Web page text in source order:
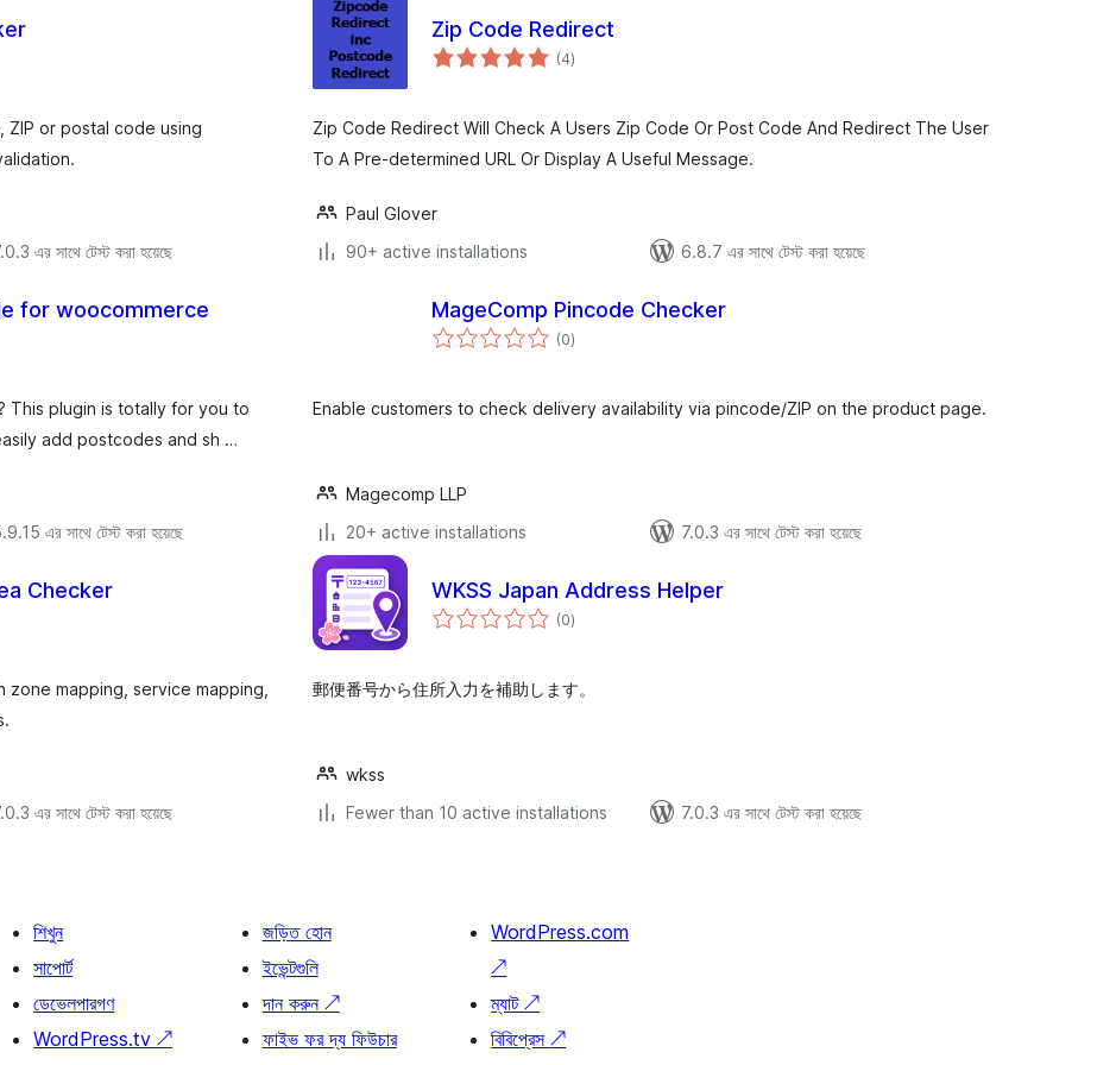
ZIP or postal code using
এর সাথে টেস্ট করা হয়েছে
Zip Code Redirect
(4total
ratings
)
Zip Code Redirect Will Check A Users Zip Code Or Post Code And Redirect The User
To A Pre-determined URL Or Display A Useful Message.
Paul Glover
90+ active installations
6.8.7 এর সাথে টেস্ট করা হয়েছে
for woocommerce
This plugin is totally for you to
add postcodes and sh …
এর সাথে টেস্ট করা হয়েছে
MageComp Pincode Checker
(0total
ratings
)
Enable customers to check delivery availability via pincode/ZIP on the product page.
Magecomp LLP
20+ active installations
7.0.3 এর সাথে টেস্ট করা হয়েছে
Checker
mapping, service mapping,
এর সাথে টেস্ট করা হয়েছে
WKSS Japan Address Helper
(0total
ratings
)
郵便番号から住所入力を補助します。
wkss
Fewer than 10 active installations
7.0.3 এর সাথে টেস্ট করা হয়েছে
শিখুন
সাপোর্ট
ডেভেলপারগণ
WordPress.tv↗
জড়িত হোন
ইভেন্টগুলি
দান করুন ↗
ফাইভ ফর দ্য ফিউচার
WordPress.com
↗
ম্যাট↗
বিবিপ্রেস↗